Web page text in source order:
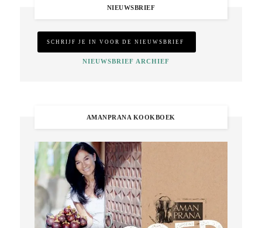
NIEUWSBRIEF
NIEUWSBRIEF ARCHIEF
AMANPRANA KOOKBOEK